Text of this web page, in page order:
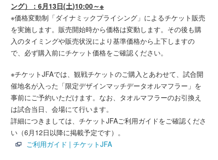
ング）：6月13日(土)10:00～※
※価格変動制「ダイナミックプライシング」によるチケット販売
を実施します。販売開始時から価格は変動します。その後も購
入のタイミングや販売状況により基準価格から上下しますの
で、必ず購入前にチケット価格をご確認ください。
※チケットJFAでは、観戦チケットのご購入とあわせて、試合開
催地名が入った「限定デザインマッチデータオルマフラー」を
事前にご予約いただけます。なお、タオルマフラーのお引換え
は試合当日、会場にて行います。
詳細につきましては、チケットJFAご利用ガイドをご確認くださ
い（6月12日以降に掲載予定です）。
ご利用ガイド | チケットJFA